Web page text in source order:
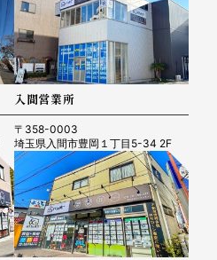
入間営業所
〒358-0003
埼玉県入間市豊岡１丁目5-34 2F